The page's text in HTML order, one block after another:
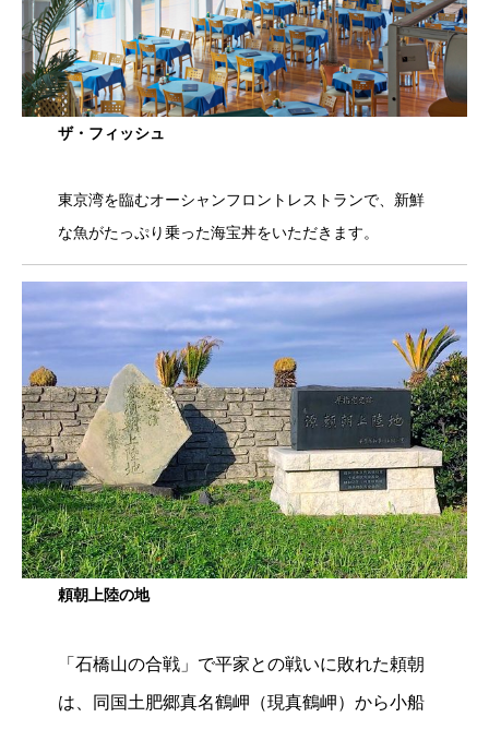
ザ・フィッシュ
東京湾を臨むオーシャンフロントレストランで、新鮮
な魚がたっぷり乗った海宝丼をいただきます。
頼朝上陸の地
「石橋山の合戦」で平家との戦いに敗れた頼朝
は、同国土肥郷真名鶴岬（現真鶴岬）から小船